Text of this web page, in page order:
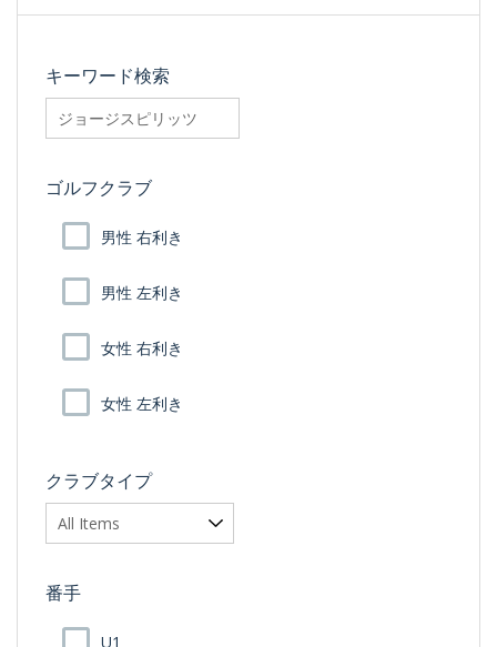
キーワード検索
searchfilter_pro
ゴルフクラブ
男性 右利き
男性 左利き
女性 右利き
女性 左利き
クラブタイプ
番手
U1